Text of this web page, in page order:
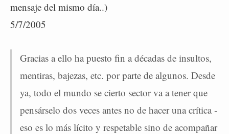
mensaje del mismo día..)
5/7/2005
Gracias a ello ha puesto fin a décadas de insultos,
mentiras, bajezas, etc. por parte de algunos. Desde
ya, todo el mundo se cierto sector va a tener que
pensárselo dos veces antes no de hacer una crítica ­
eso es lo más lícito y respetable­ sino de acompañar